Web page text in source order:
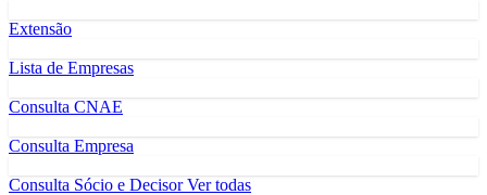
Extensão
Lista de Empresas
Consulta CNAE
Consulta Empresa
Consulta Sócio e DecisorVer todas